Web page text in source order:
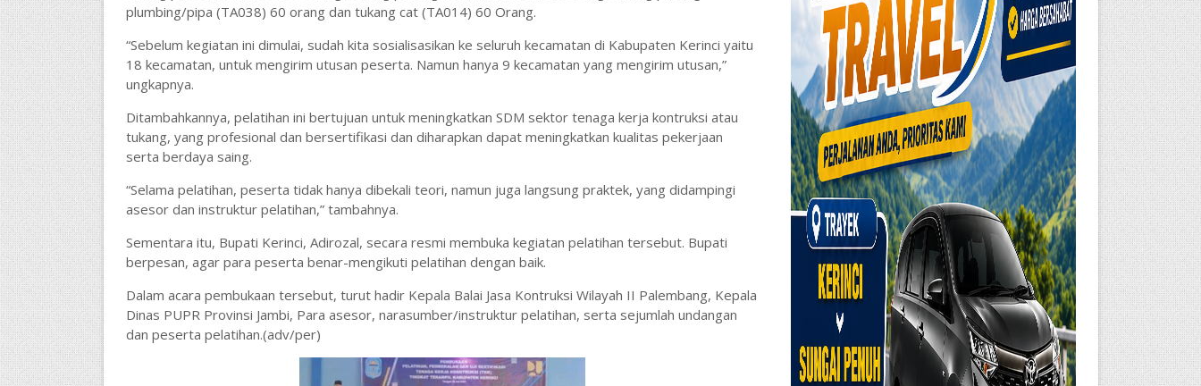
plumbing/pipa (TA038) 60 orang dan tukang cat (TA014) 60 Orang.
“Sebelum kegiatan ini dimulai, sudah kita sosialisasikan ke seluruh kecamatan di Kabupaten Kerinci yaitu
18 kecamatan, untuk mengirim utusan peserta. Namun hanya 9 kecamatan yang mengirim utusan,”
ungkapnya.
Ditambahkannya, pelatihan ini bertujuan untuk meningkatkan SDM sektor tenaga kerja kontruksi atau
tukang, yang profesional dan bersertifikasi dan diharapkan dapat meningkatkan kualitas pekerjaan
serta berdaya saing.
“Selama pelatihan, peserta tidak hanya dibekali teori, namun juga langsung praktek, yang didampingi
asesor dan instruktur pelatihan,” tambahnya.
Sementara itu, Bupati Kerinci, Adirozal, secara resmi membuka kegiatan pelatihan tersebut. Bupati
berpesan, agar para peserta benar-mengikuti pelatihan dengan baik.
Dalam acara pembukaan tersebut, turut hadir Kepala Balai Jasa Kontruksi Wilayah II Palembang, Kepala
Dinas PUPR Provinsi Jambi, Para asesor, narasumber/instruktur pelatihan, serta sejumlah undangan
dan peserta pelatihan.(adv/per)